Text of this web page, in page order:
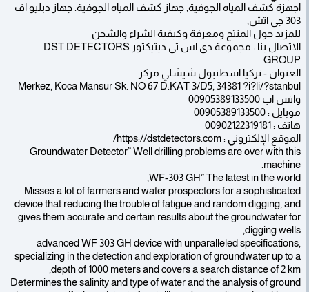
اجهزة كشف المياه الجوفية, جهاز كشف المياه الجوفية. جهاز دبليو اف
303 جي اتش,
للمزيد حول المنتج ومعرفة وكيفية الشراء والشحن
الاتصال بنا : مجموعة دي اس تي ديتيكتور DST DETECTORS
GROUP
العنوان - تركيا اسطنبول شيشلي مركز
Merkez, Koca Mansur Sk. NO 67 D:KAT 3/D5, 34381 ?i?li/?stanbul
واتس اب 00905389133500
موبايل : 00905389133500
هاتف : 00902122319181
الموقع الإلكتروني : https://dstdetectors.com/
Groundwater Detector” Well drilling problems are over with this
machine.
WF-303 GH” The latest in the world,
Misses a lot of farmers and water prospectors for a sophisticated
device that reducing the trouble of fatigue and random digging, and
gives them accurate and certain results about the groundwater for
digging wells,
advanced WF 303 GH device with unparalleled specifications,
specializing in the detection and exploration of groundwater up to a
depth of 1000 meters and covers a search distance of 2 km,
Determines the salinity and type of water and the analysis of ground